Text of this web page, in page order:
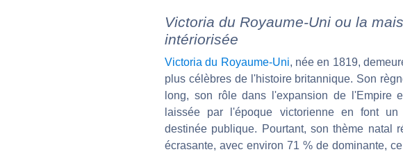
Victoria du Royaume-Uni ou la
intériorisée
Victoria du Royaume-Uni, née en 1819,
plus célèbres de l'histoire britannique. Son
long, son rôle dans l'expansion de l'Empire
laissée par l'époque victorienne en font
destinée publique. Pourtant, son thème natal
écrasante, avec environ 71 % de dominante,